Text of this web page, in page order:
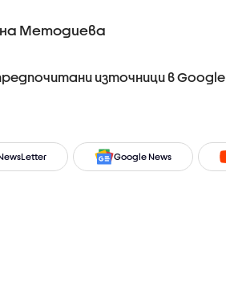
Методиева
източници в Google
Google News